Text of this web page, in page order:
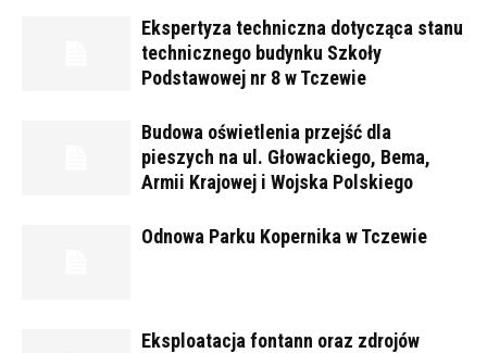
Ekspertyza techniczna dotycząca stanu
technicznego budynku Szkoły
Podstawowej nr 8 w Tczewie
Budowa oświetlenia przejść dla
pieszych na ul. Głowackiego, Bema,
Armii Krajowej i Wojska Polskiego
Odnowa Parku Kopernika w Tczewie
Eksploatacja fontann oraz zdrojów